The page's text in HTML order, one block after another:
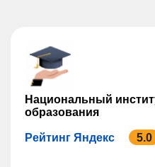
Национальный
образования
Рейтинг Яндекс 5.0